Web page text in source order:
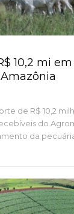
10,2 mi
de R$ 10,2
do
da